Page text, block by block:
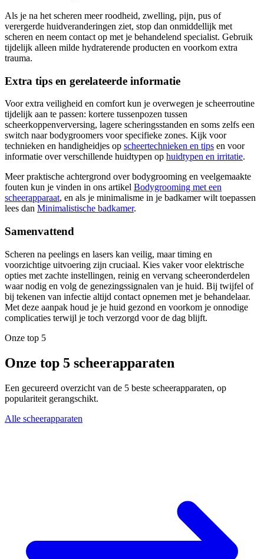
Als je na het scheren meer roodheid, zwelling, pijn, pus of
verergerde huidveranderingen ziet, stop dan onmiddellijk met
scheren en neem contact op met je behandelend specialist. Gebruik
tijdelijk alleen milde hydraterende producten en voorkom extra
trauma.
Extra tips en gerelateerde informatie
Voor extra veiligheid en comfort kun je overwegen je scheerroutine
tijdelijk aan te passen: kortere tussenpozen tussen
scheerkoppenverversing, lagere scheringsstanden en soms zelfs een
switch naar bodygroomers voor specifieke zones. Kijk voor
technieken en handigheidjes op scheertechnieken en tips en voor
informatie over verschillende huidtypen op huidtypen en irritatie.
Meer praktische achtergrond over bodygrooming en veelgemaakte
fouten kun je vinden in ons artikel Bodygrooming met een
scheerapparaat, en als je minimalisme in je badkamer wilt toepassen
lees dan Minimalistische badkamer.
Samenvattend
Scheren na peelings en lasers kan veilig, maar timing en
voorzichtige uitvoering zijn cruciaal. Kies vaker voor elektrische
opties met zachte instellingen, reinig en vervang scheeronderdelen
waar nodig en volg de genezingssignalen van je huid. Bij twijfel of
bij tekenen van infectie altijd contact opnemen met je behandelaar.
Met deze aanpak houd je je huid gezond en voorkom je onnodige
complicaties terwijl je toch verzorgd voor de dag blijft.
Onze top 5
Onze top 5 scheerapparaten
Een gecureerd overzicht van de 5 beste scheerapparaten, op
populariteit gerangschikt.
Alle scheerapparaten